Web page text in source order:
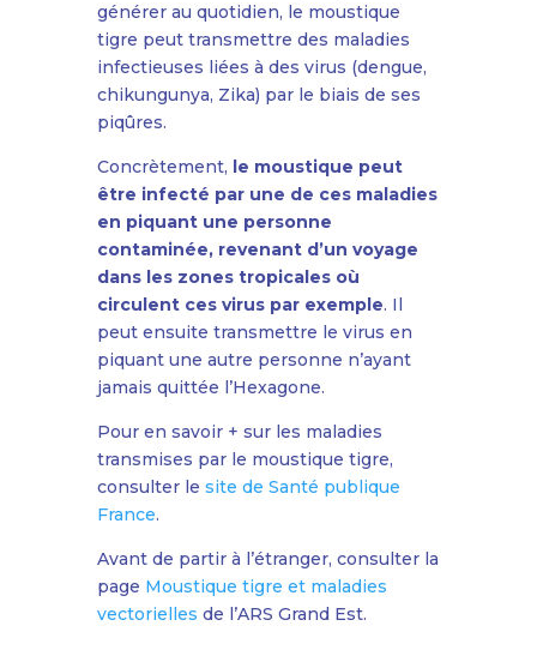
générer au quotidien, le moustique
tigre peut transmettre des maladies
infectieuses liées à des virus (dengue,
chikungunya, Zika) par le biais de ses
piqûres.
Concrètement, le moustique peut
être infecté par une de ces maladies
en piquant une personne
contaminée, revenant d’un voyage
dans les zones tropicales où
circulent ces virus par exemple. Il
peut ensuite transmettre le virus en
piquant une autre personne n’ayant
jamais quittée l’Hexagone.
Pour en savoir + sur les maladies
transmises par le moustique tigre,
consulter le site de Santé publique
France.
Avant de partir à l’étranger, consulter la
page Moustique tigre et maladies
vectorielles de l’ARS Grand Est.